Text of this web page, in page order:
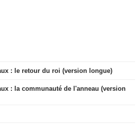
: le retour du roi (version longue)
: la communauté de l'anneau (version